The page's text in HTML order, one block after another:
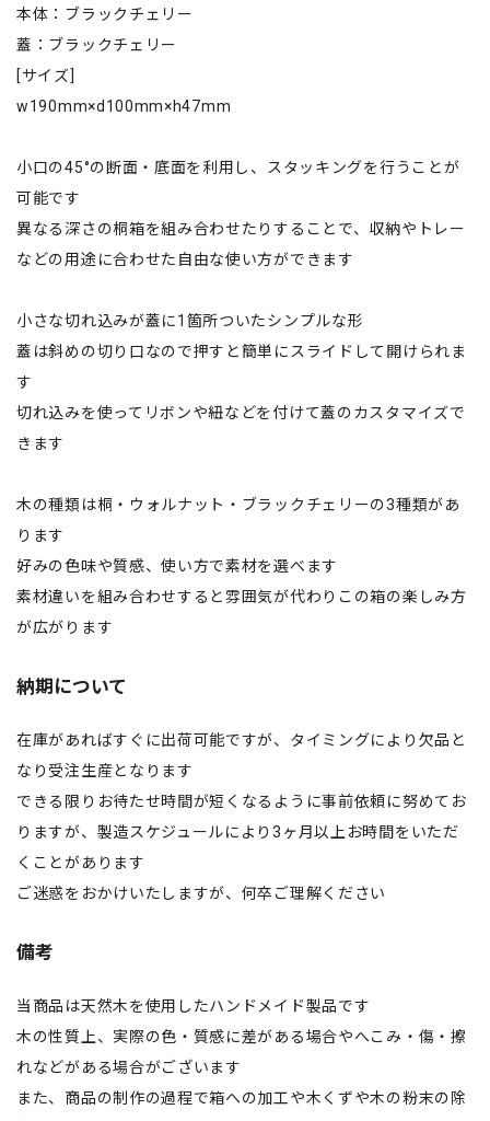
本体：ブラックチェリー
蓋：ブラックチェリー
[サイズ]
w190mm×d100mm×h47mm
小口の45°の断面・底面を利用し、スタッキングを行うことが
可能です
異なる深さの桐箱を組み合わせたりすることで、収納やトレー
などの用途に合わせた自由な使い方ができます
小さな切れ込みが蓋に1箇所ついたシンプルな形
蓋は斜めの切り口なので押すと簡単にスライドして開けられま
す
切れ込みを使ってリボンや紐などを付けて蓋のカスタマイズで
きます
木の種類は桐・ウォルナット・ブラックチェリーの3種類があ
ります
好みの色味や質感、使い方で素材を選べます
素材違いを組み合わせすると雰囲気が代わりこの箱の楽しみ方
が広がります
納期について
在庫があればすぐに出荷可能ですが、タイミングにより欠品と
なり受注生産となります
できる限りお待たせ時間が短くなるように事前依頼に努めてお
りますが、製造スケジュールにより3ヶ月以上お時間をいただ
くことがあります
ご迷惑をおかけいたしますが、何卒ご理解ください
備考
当商品は天然木を使用したハンドメイド製品です
木の性質上、実際の色・質感に差がある場合やへこみ・傷・擦
れなどがある場合がございます
また、商品の制作の過程で箱への加工や木くずや木の粉末の除